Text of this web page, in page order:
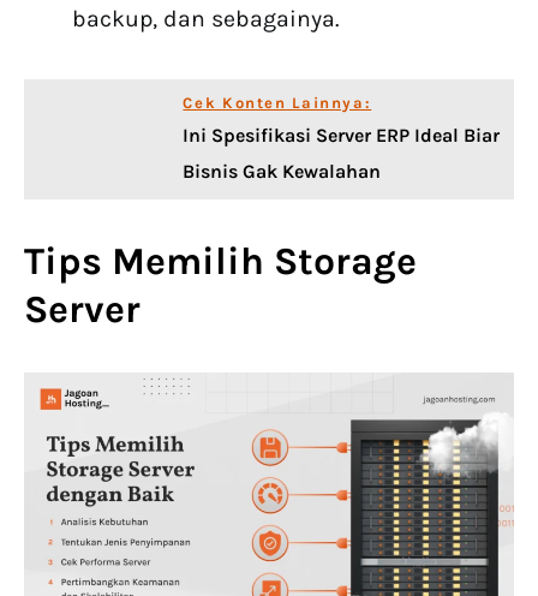
backup, dan sebagainya.
Cek Konten Lainnya:
Ini Spesifikasi Server ERP Ideal Biar
Bisnis Gak Kewalahan
Tips Memilih Storage
Server